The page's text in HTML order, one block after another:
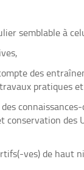
semblable à
des
pratiques
conservation des
ves) de haut